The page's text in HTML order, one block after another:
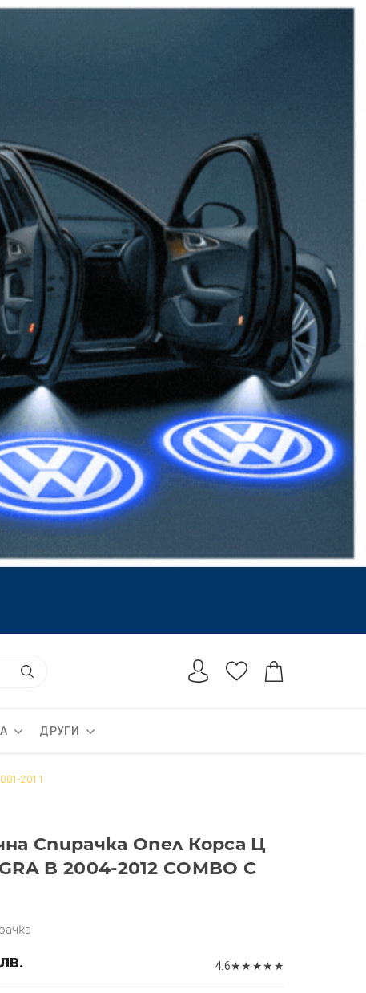
ДРУГИ
2011
Спирачка Опел Корса Ц
B 2004-2012 COMBO C
4.6★★ ★★ ★